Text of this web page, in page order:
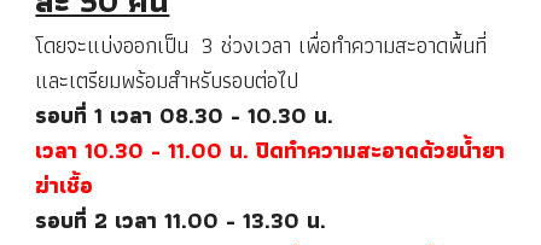
โดยจะแบ่งออกเป็น 3 ช่วงเวลา เพื่อทำความสะอาดพื้นที่
และเตรียมพร้อมสำหรับรอบต่อไป
รอบที่ 1 เวลา 08.30 - 10.30 น.
เวลา 10.30 - 11.00 น. ปิดทำความสะอาดด้วยน้ำยา
ฆ่าเชื้อ
รอบที่ 2 เวลา11.00 - 13.30 น.